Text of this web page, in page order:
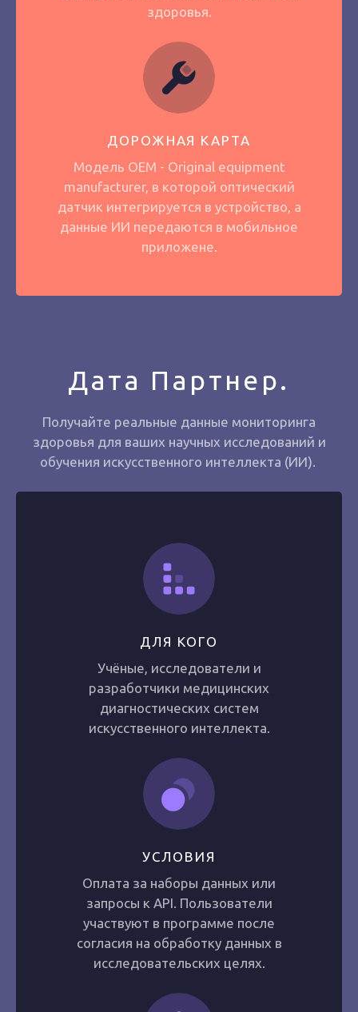
здоровья.
ДОРОЖНАЯ КАРТА
Модель OEM - Original equipment
manufacturer, в которой оптический
датчик интегрируется в устройство, а
данные ИИ передаются в мобильное
приложене.
Дата Партнер.
Получайте реальные данные мониторинга
здоровья для ваших научных исследований и
обучения искусственного интеллекта (ИИ).
ДЛЯ КОГО
Учёные, исследователи и
разработчики медицинских
диагностических систем
искусственного интеллекта.
УСЛОВИЯ
Оплата за наборы данных или
запросы к API. Пользователи
участвуют в программе после
согласия на обработку данных в
исследовательских целях.